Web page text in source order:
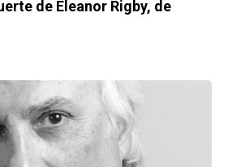
de Eleanor Rigby, de